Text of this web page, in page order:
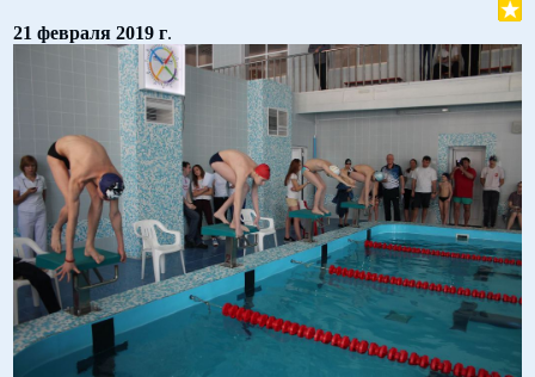
21 февраля 2019 г.